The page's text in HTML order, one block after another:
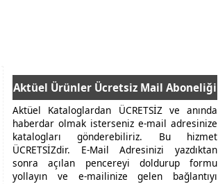
Aktüel Ürünler Ücretsiz Mail Aboneliği
Aktüel Kataloglardan ÜCRETSİZ ve anında
haberdar olmak isterseniz e-mail adresinize
katalogları gönderebiliriz. Bu hizmet
ÜCRETSİZdir. E-Mail Adresinizi yazdıktan
sonra açılan pencereyi doldurup formu
yollayın ve e-mailinize gelen bağlantıyı